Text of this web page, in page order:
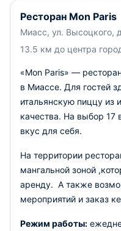
Ресторан Mon Paris
Миасс, ул. Высоцкого,
13.5 км до центра
«Mon Paris» —
в Миассе. Для гостей
итальянскую пиццу из
качества. На выбор
вкус для себя.
На территории
мангальной зоной
аренду. А также
мероприятий и заказ
Режим работы: